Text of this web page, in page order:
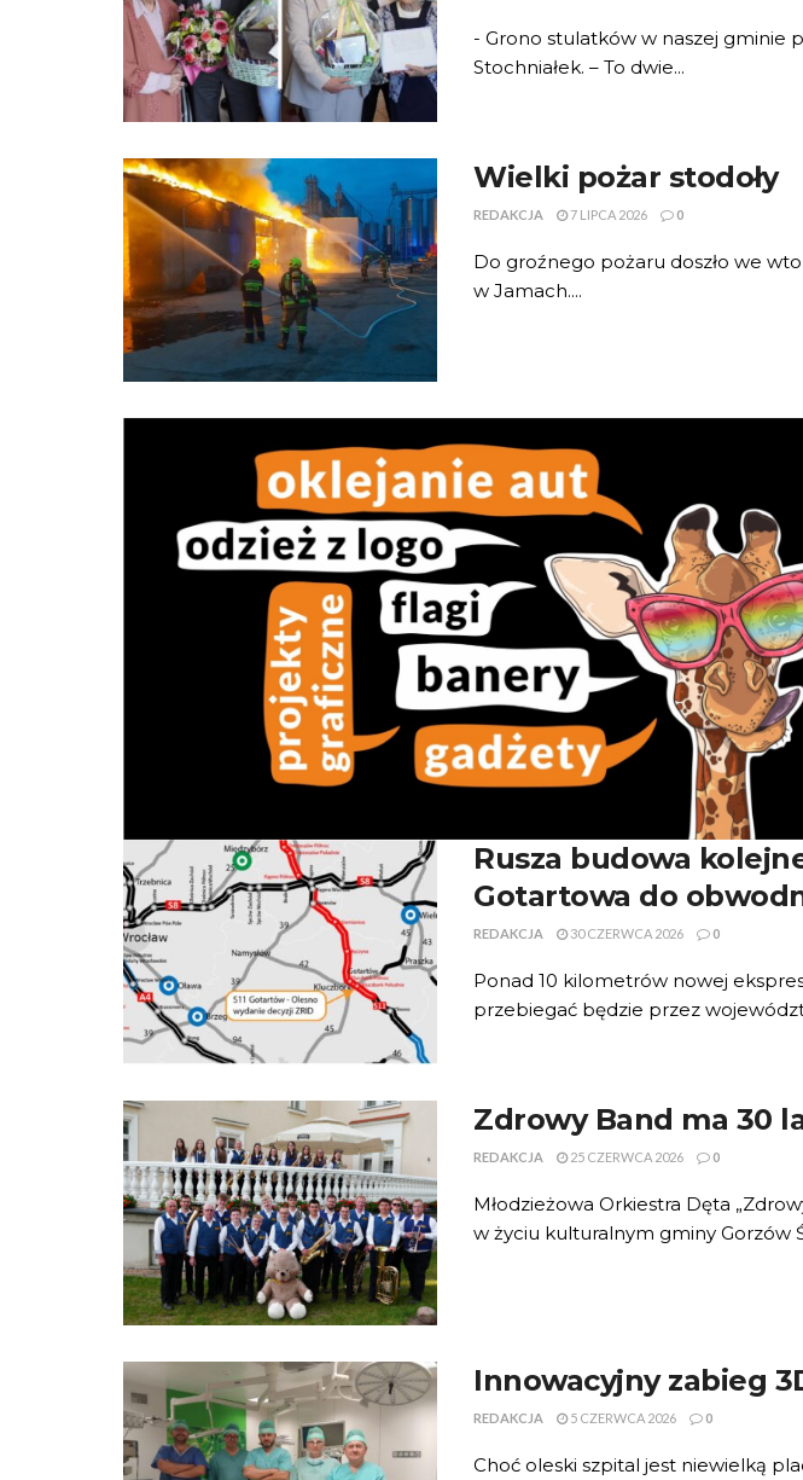
- Grono stulatków w naszej gminie
Stochniałek. – To dwie...
Wielki pożar stodoły
REDAKCJA 7 LIPCA 2026 0
Do groźnego pożaru doszło we
w Jamach....
Rusza budowa
Gotartowa do
REDAKCJA 30 CZERWCA 2026 0
Ponad 10 kilometrów nowej
przebiegać będzie przez
Zdrowy Band ma 30
REDAKCJA 25 CZERWCA 2026 0
Młodzieżowa Orkiestra Dęta
w życiu kulturalnym gminy Gorzów
Innowacyjny zabieg
REDAKCJA 5 CZERWCA 2026 0
Choć oleski szpital jest niewielką